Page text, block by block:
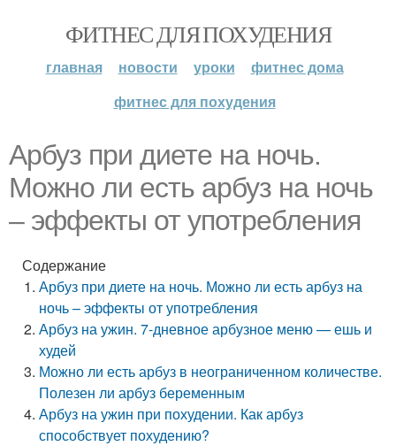
ФИТНЕС ДЛЯ ПОХУДЕНИЯ
главная новости уроки
фитнес дома
фитнес для похудения
Арбуз при диете на ночь.
Можно ли есть арбуз на ночь
– эффекты от употребления
Содержание
Арбуз при диете на ночь. Можно ли есть арбуз на
ночь – эффекты от употребления
Арбуз на ужин. 7-дневное арбузное меню — ешь и
худей
Можно ли есть арбуз в неограниченном количестве.
Полезен ли арбуз беременным
Арбуз на ужин при похудении. Как арбуз
способствует похудению?